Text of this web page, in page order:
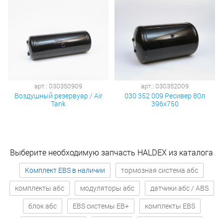
арт.: 030350909
Воздушный резервуар / Air
Tank
арт.: 030352009
030 352 009 Ресивер 80л
396х750
Выберите необходимую запчасть HALDEX из каталога
Комплект EBS в наличии
тормозная система абс
комплекты абс
модуляторы абс
датчики абс / ABS
блок абс
EBS системы EB+
комплекты EBS